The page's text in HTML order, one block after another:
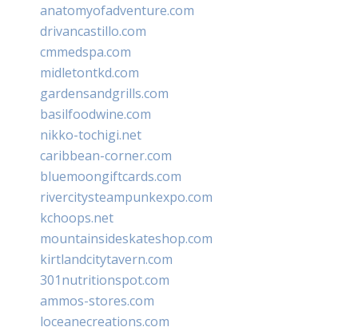
anatomyofadventure.com
drivancastillo.com
cmmedspa.com
midletontkd.com
gardensandgrills.com
basilfoodwine.com
nikko-tochigi.net
caribbean-corner.com
bluemoongiftcards.com
rivercitysteampunkexpo.com
kchoops.net
mountainsideskateshop.com
kirtlandcitytavern.com
301nutritionspot.com
ammos-stores.com
loceanecreations.com